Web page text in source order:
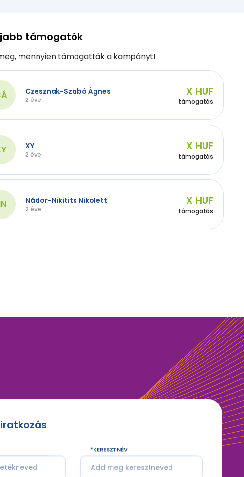
támogatók
mennyien támogatták a kampányt!
Czesznak-Szabó Ágnes
2 éve
X HUF
támogatás
XY
2 éve
X HUF
támogatás
Nádor-Nikitits Nikolett
2 éve
X HUF
támogatás
KERESZTNÉV